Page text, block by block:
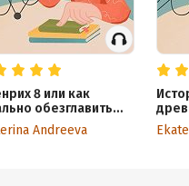
8 или как
обезглавить
Andreeva
дней